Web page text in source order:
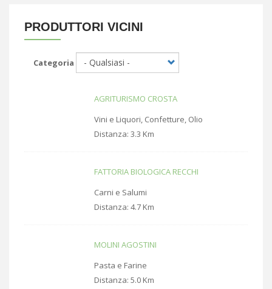
PRODUTTORI VICINI
Categoria
AGRITURISMO CROSTA
Vini e Liquori, Confetture, Olio
Distanza: 3.3 Km
FATTORIA BIOLOGICA RECCHI
Carni e Salumi
Distanza: 4.7 Km
MOLINI AGOSTINI
Pasta e Farine
Distanza: 5.0 Km